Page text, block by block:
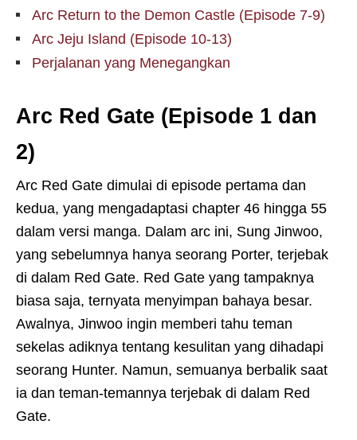
Arc Return to the Demon Castle (Episode 7-9)
Arc Jeju Island (Episode 10-13)
Perjalanan yang Menegangkan
Arc Red Gate (Episode 1 dan
2)
Arc Red Gate dimulai di episode pertama dan
kedua, yang mengadaptasi chapter 46 hingga 55
dalam versi manga. Dalam arc ini, Sung Jinwoo,
yang sebelumnya hanya seorang Porter, terjebak
di dalam Red Gate. Red Gate yang tampaknya
biasa saja, ternyata menyimpan bahaya besar.
Awalnya, Jinwoo ingin memberi tahu teman
sekelas adiknya tentang kesulitan yang dihadapi
seorang Hunter. Namun, semuanya berbalik saat
ia dan teman-temannya terjebak di dalam Red
Gate.